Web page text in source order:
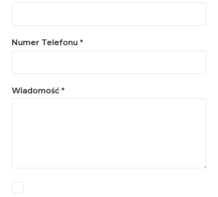
Numer Telefonu *
Wiadomość *